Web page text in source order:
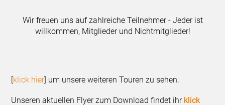
Wir freuen uns auf zahlreiche Teilnehmer - Jeder ist
willkommen, Mitglieder und Nichtmitglieder!
[klick hier] um unsere weiteren Touren zu sehen.
Unseren aktuellen Flyer zum Download findet ihr klick